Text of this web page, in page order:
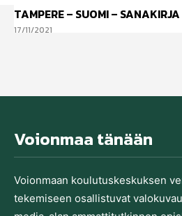
TAMPERE – SUOMI – SANAKIRJA
17/11/2021
Voionmaa tänään
Voionmaan koulutu­skeskuksen
tekemiseen osallistuvat